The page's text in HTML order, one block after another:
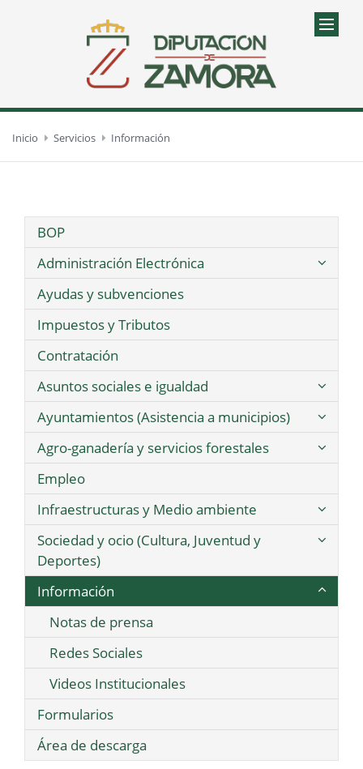
Inicio Servicios Información
BOP
Administración Electrónica
Ayudas y subvenciones
Impuestos y Tributos
Contratación
Asuntos sociales e igualdad
Ayuntamientos (Asistencia a municipios)
Agro-ganadería y servicios forestales
Empleo
Infraestructuras y Medio ambiente
Sociedad y ocio (Cultura, Juventud y
Deportes)
Información
Notas de prensa
Redes Sociales
Videos Institucionales
Formularios
Área de descarga